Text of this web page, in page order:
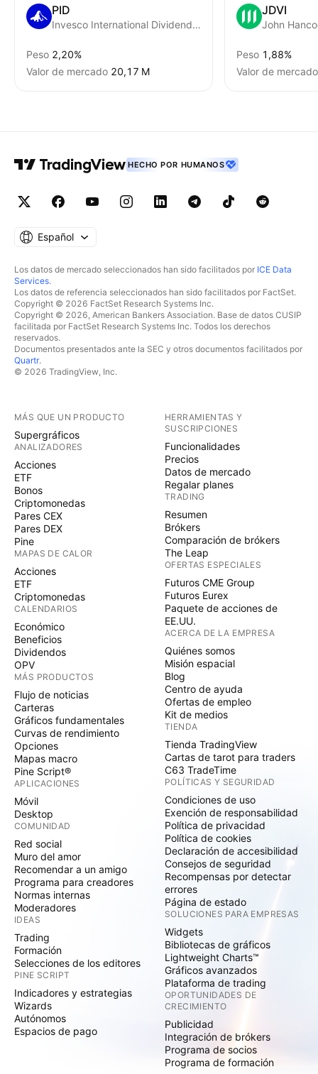
PID
Invesco International Dividend Achievers ETF
Peso 2,20%
Valor de mercado ‪20,17 M‬
JDVI
Peso 1,88%
Valor de mercado
HECHO POR HUMANOS
Español
Los datos de mercado seleccionados han sido facilitados por ICE Data
Services.
Los datos de referencia seleccionados han sido facilitados por FactSet.
Copyright © 2026 FactSet Research Systems Inc.
Copyright © 2026, American Bankers Association. Base de datos CUSIP
facilitada por FactSet Research Systems Inc. Todos los derechos
reservados.
Documentos presentados ante la SEC y otros documentos facilitados por
Quartr.
© 2026 TradingView, Inc.
MÁS QUE UN PRODUCTO
Supergráficos
ANALIZADORES
Acciones
ETF
Bonos
Criptomonedas
Pares CEX
Pares DEX
Pine
MAPAS DE CALOR
Acciones
ETF
Criptomonedas
CALENDARIOS
Económico
Beneficios
Dividendos
OPV
MÁS PRODUCTOS
Flujo de noticias
Carteras
Gráficos fundamentales
Curvas de rendimiento
Opciones
Mapas macro
Pine Script®
APLICACIONES
Móvil
Desktop
COMUNIDAD
Red social
Muro del amor
Recomendar a un amigo
Programa para creadores
Normas internas
Moderadores
IDEAS
Trading
Formación
Selecciones de los editores
PINE SCRIPT
Indicadores y estrategias
Wizards
Autónomos
Espacios de pago
HERRAMIENTAS Y
SUSCRIPCIONES
Funcionalidades
Precios
Datos de mercado
Regalar planes
TRADING
Resumen
Brókers
Comparación de brókers
The Leap
OFERTAS ESPECIALES
Futuros CME Group
Futuros Eurex
Paquete de acciones de
EE.UU.
ACERCA DE LA EMPRESA
Quiénes somos
Misión espacial
Blog
Centro de ayuda
Ofertas de empleo
Kit de medios
TIENDA
Tienda TradingView
Cartas de tarot para traders
C63 TradeTime
POLÍTICAS Y SEGURIDAD
Condiciones de uso
Exención de responsabilidad
Política de privacidad
Política de cookies
Declaración de accesibilidad
Consejos de seguridad
Recompensas por detectar
errores
Página de estado
SOLUCIONES PARA EMPRESAS
Widgets
Bibliotecas de gráficos
Lightweight Charts™
Gráficos avanzados
Plataforma de trading
OPORTUNIDADES DE
CRECIMIENTO
Publicidad
Integración de brókers
Programa de socios
Programa de formación